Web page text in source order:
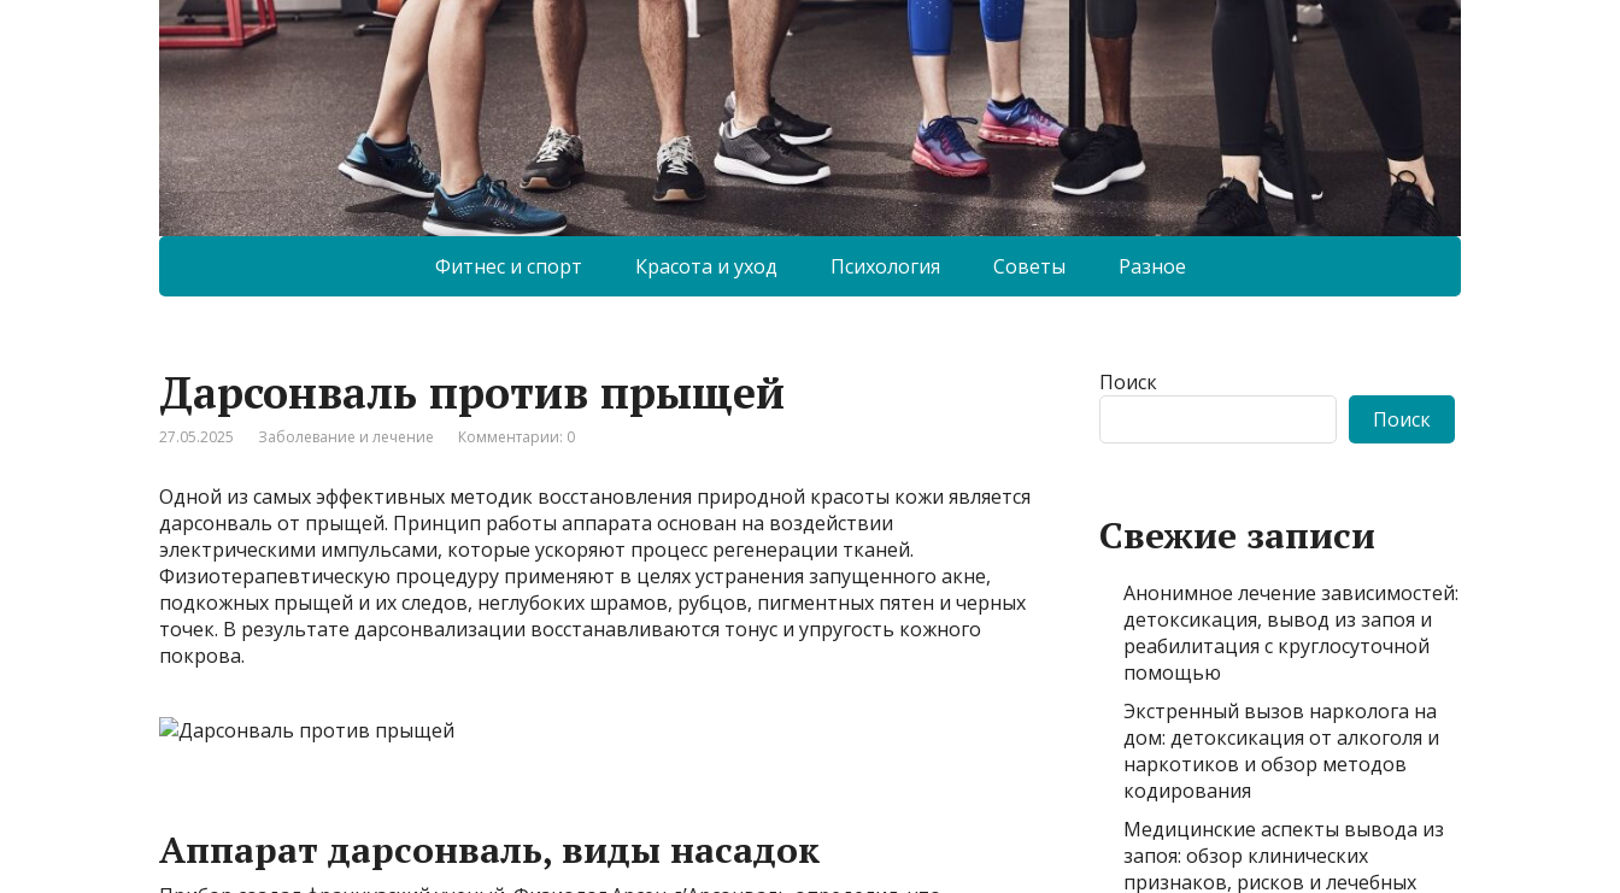
Фитнес и спорт Красота и уход Психология Советы Разное
Дарсонваль против прыщей
27.05.2025 Заболевание и лечение Комментарии: 0
Одной из самых эффективных методик восстановления природной красоты кожи является
дарсонваль от прыщей. Принцип работы аппарата основан на воздействии
электрическими импульсами, которые ускоряют процесс регенерации тканей.
Физиотерапевтическую процедуру применяют в целях устранения запущенного акне,
подкожных прыщей и их следов, неглубоких шрамов, рубцов, пигментных пятен и черных
точек. В результате дарсонвализации восстанавливаются тонус и упругость кожного
покрова.
Аппарат дарсонваль, виды насадок
Поиск
Поиск
Свежие записи
Анонимное лечение зависимостей:
детоксикация, вывод из запоя и
реабилитация с круглосуточной
помощью
Экстренный вызов нарколога на
дом: детоксикация от алкоголя и
наркотиков и обзор методов
кодирования
Медицинские аспекты вывода из
запоя: обзор клинических
признаков, рисков и лечебных